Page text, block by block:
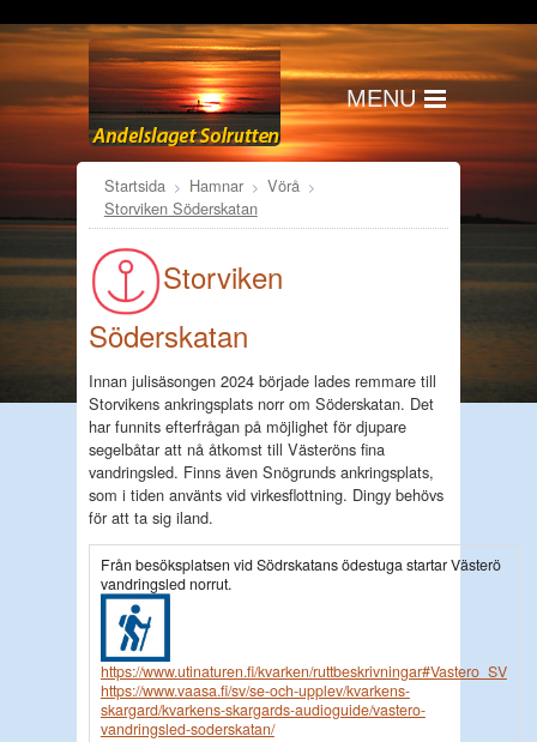
MENU
Startsida Hamnar
Vörå
Storviken Söderskatan
Storviken
Söderskatan
Innan julisäsongen 2024 började lades remmare till
Storvikens ankringsplats norr om Söderskatan. Det
har funnits efterfrågan på möjlighet för djupare
segelbåtar att nå åtkomst till Västeröns fina
vandringsled. Finns även Snögrunds ankringsplats,
som i tiden använts vid virkesflottning. Dingy behövs
för att ta sig iland.
Från besöksplatsen vid Södrskatans ödestuga startar Västerö
vandringsled norrut.
https://www.utinaturen.fi/kvarken/ruttbeskrivningar#Vastero_SV
https://www.vaasa.fi/sv/se-och-upplev/kvarkens-
skargard/kvarkens-skargards-audioguide/vastero-
vandringsled-soderskatan/